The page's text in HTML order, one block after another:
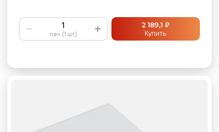
пач.(1 шт)
2 189,1 ₽
Купить